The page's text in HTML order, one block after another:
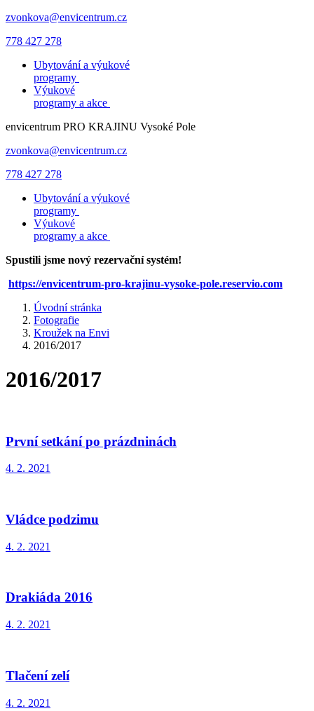
zvonkova@envicentrum.cz
778 427 278
Ubytování a výukové
programy
Výukové
programy a akce
envicentrum PRO KRAJINU Vysoké Pole
zvonkova@envicentrum.cz
778 427 278
Ubytování a výukové
programy
Výukové
programy a akce
Spustili jsme nový rezervační systém!
https://envicentrum-pro-krajinu-vysoke-pole.reservio.com
Úvodní stránka
Fotografie
Kroužek na Envi
2016/2017
2016/2017
První setkání po prázdninách
4. 2. 2021
Vládce podzimu
4. 2. 2021
Drakiáda 2016
4. 2. 2021
Tlačení zelí
4. 2. 2021